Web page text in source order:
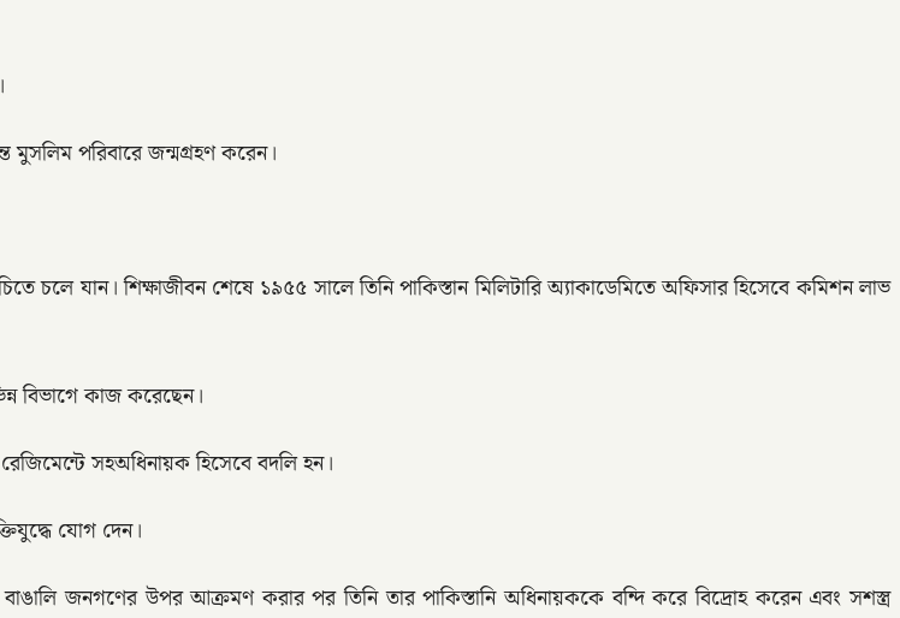
মুসলিম পরিবারে জন্মগ্রহণ করেন।
যান। শিক্ষাজীবন শেষে ১৯৫৫ সালে তিনি পাকিস্তান মিলিটারি অ্যাকাডেমিতে অফিসার হিসেবে কমিশন লাভ
বিভাগে কাজ করেছেন।
সহঅধিনায়ক হিসেবে বদলি হন।
যোগ দেন।
বাঙালি জনগণের উপর আক্রমণ করার পর তিনি তার পাকিস্তানি অধিনায়ককে বন্দি করে বিদ্রোহ করেন এবং সশস্ত্র